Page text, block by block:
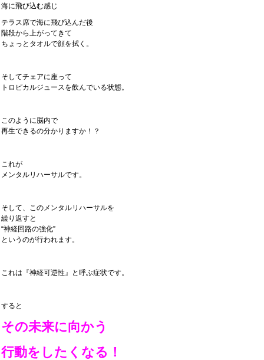
海に飛び込む感じ
テラス席で海に飛び込んだ後
階段から上がってきて
ちょっとタオルで顔を拭く。
そしてチェアに座って
トロピカルジュースを飲んでいる状態。
このように脳内で
再生できるの分かりますか！？
これが
メンタルリハーサルです。
そして、このメンタルリハーサルを
繰り返すと
“神経回路の強化”
というのが行われます。
これは『神経可逆性』と呼ぶ症状です。
すると
その未来に向かう
行動をしたくなる！